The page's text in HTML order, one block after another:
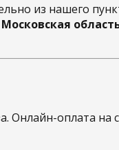
из нашего
Онлайн-оплата на